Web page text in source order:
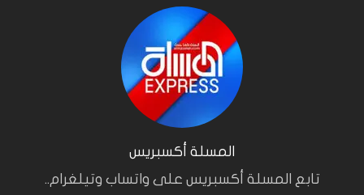
المسلة أكسبريس
تابع المسلة أكسبريس على واتساب وتيلغرام..